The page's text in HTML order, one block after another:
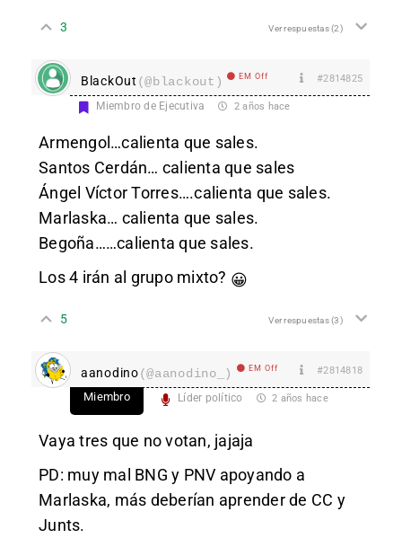
3 Ver respuestas(2)
BlackOut (@blackout) EM Off #2814825
Miembro de Ejecutiva 2 años hace
Armengol…calienta que sales.
Santos Cerdán… calienta que sales
Ángel Víctor Torres….calienta que sales.
Marlaska… calienta que sales.
Begoña……calienta que sales.
Los 4 irán al grupo mixto? 😀
5 Ver respuestas(3)
aanodino(@aanodino_) EM Off #2814818
Miembro Líder político 2 años hace
Vaya tres que no votan, jajaja
PD: muy mal BNG y PNV apoyando a
Marlaska, más deberían aprender de CC y
Junts.